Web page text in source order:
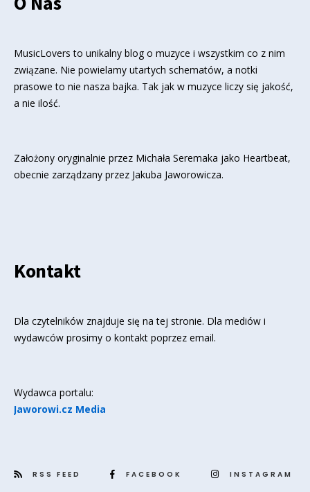
MusicLovers to unikalny blog o muzyce i wszystkim co z nim
związane. Nie powielamy utartych schematów, a notki
prasowe to nie nasza bajka. Tak jak w muzyce liczy się jakość,
a nie ilość.
Założony oryginalnie przez Michała Seremaka jako Heartbeat,
obecnie zarządzany przez Jakuba Jaworowicza.
Kontakt
Dla czytelników znajduje się na tej stronie. Dla mediów i
wydawców prosimy o kontakt poprzez email.
Wydawca portalu:
Jaworowi.cz Media
RSS FEED FACEBOOK INSTAGRAM